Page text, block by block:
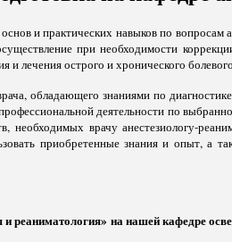
и практических навыков по
при необходимости
лечения острого и хронического
обладающего знаниями по
деятельности по
необходимых врачу анестезиологу-
приобретенные знания и опыт,
и реаниматология» на нашей кафедре